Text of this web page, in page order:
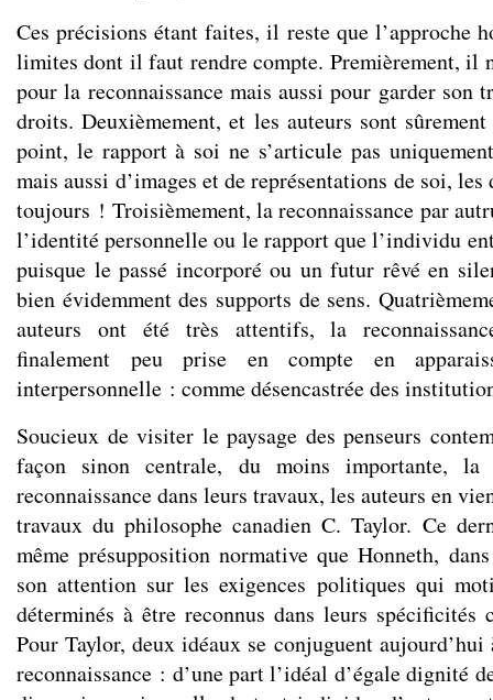
Ces précisions étant faites, il reste que l’approche
limites dont il faut rendre compte. Premièrement, il
pour la reconnaissance mais aussi pour garder son
droits. Deuxièmement, et les auteurs sont
point, le rapport à soi ne s’articule pas
mais aussi d’images et de représentations de soi,
toujours ! Troisièmement, la reconnaissance par
l’identité personnelle ou le rapport que l’individu
puisque le passé incorporé ou un futur rêvé en
bien évidemment des supports de sens.
auteurs ont été très attentifs, la
finalement peu prise en compte en
interpersonnelle : comme désencastrée des
Soucieux de visiter le paysage des penseurs
façon sinon centrale, du moins importante, la
reconnaissance dans leurs travaux, les auteurs en
travaux du philosophe canadien C. Taylor. Ce
même présupposition normative que Honneth,
son attention sur les exigences politiques qui
déterminés à être reconnus dans leurs spécificités
Pour Taylor, deux idéaux se conjuguent aujourd’hui
reconnaissance : d’une part l’idéal d’égale dignité